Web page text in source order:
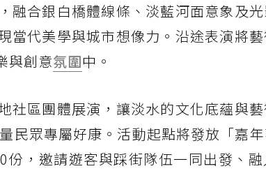
融合銀白橋體線條、淡藍河面意象及
當代美學與城市想像力。沿途表演將
與創意氛圍中。
社區團體展演，讓淡水的文化底蘊與
民眾專屬好康。活動起點將發放「嘉
，邀請遊客與踩街隊伍一同出發、